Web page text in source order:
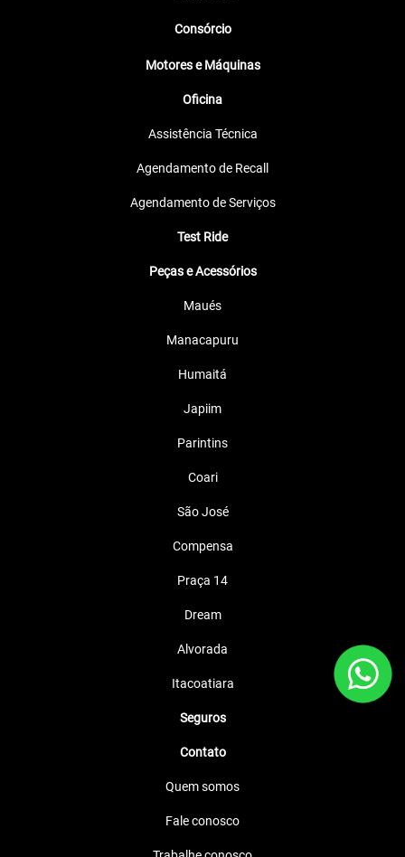
Consórcio
Motores e Máquinas
Oficina
Assistência Técnica
Agendamento de Recall
Agendamento de Serviços
Test Ride
Peças e Acessórios
Maués
Manacapuru
Humaitá
Japiim
Parintins
Coari
São José
Compensa
Praça 14
Dream
Alvorada
Itacoatiara
Seguros
Contato
Quem somos
Fale conosco